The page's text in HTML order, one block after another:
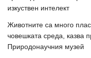
изкуствен интелект
Животните са много
човешката среда, казва
Природонаучния музей